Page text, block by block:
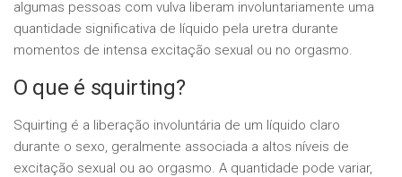
algumas pessoas com vulva liberam involuntariamente uma
quantidade significativa de líquido pela uretra durante
momentos de intensa excitação sexual ou no orgasmo.
O que é squirting?
Squirting é a liberação involuntária de um líquido claro
durante o sexo, geralmente associada a altos níveis de
excitação sexual ou ao orgasmo. A quantidade pode variar,